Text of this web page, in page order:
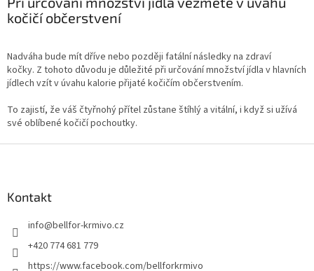
kočičí občerstvení
Nadváha bude mít dříve nebo později fatální následky na zdraví
kočky. Z tohoto důvodu je důležité při určování množství jídla v hlavních
jídlech vzít v úvahu kalorie přijaté kočičím občerstvením.
To zajistí, že váš čtyřnohý přítel zůstane štíhlý a vitální, i když si užívá
své oblíbené kočičí pochoutky.
Kontakt
info@bellfor-krmivo.cz
+420 774 681 779
https://www.facebook.com/bellforkrmivo